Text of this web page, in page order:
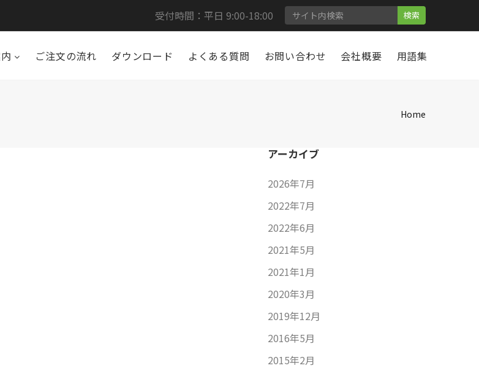
受付時間：平日 9:00-18:00 検索
ご注文の流れ ダウンロード よくある質問 お問い合わせ 会社概要 用語集
Home
アーカイブ
2026年7月
2022年7月
2022年6月
2021年5月
2021年1月
2020年3月
2019年12月
2016年5月
2015年2月